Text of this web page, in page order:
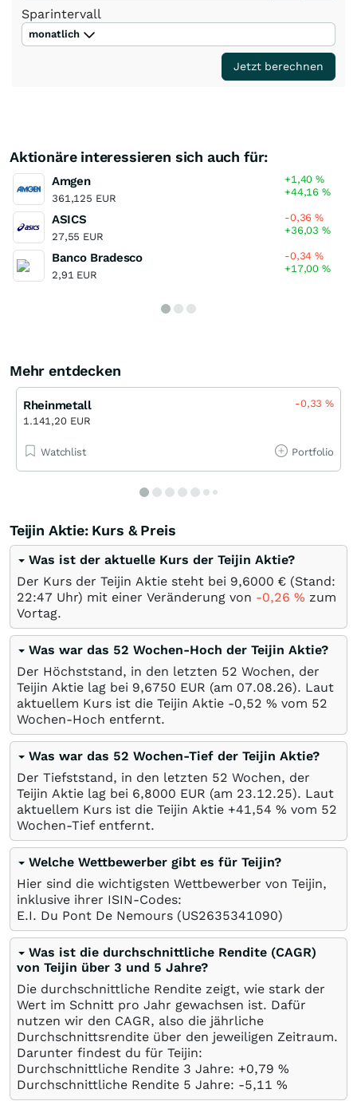
Sparintervall
monatlich
Jetzt berechnen
Aktionäre interessieren sich auch für:
Amgen
361,125 EUR
+1,40%
+44,16%
ASICS
27,55 EUR
-0,36%
+36,03%
Banco Bradesco
2,91 EUR
-0,34%
+17,00%
Mehr entdecken
Rheinmetall
1.141,20 EUR
-0,33%
Watchlist Portfolio
Teijin Aktie: Kurs & Preis
Was ist der aktuelle Kurs der Teijin Aktie?
Der Kurs der Teijin Aktie steht bei 9,6000 € (Stand:
22:47 Uhr) mit einer Veränderung von -0,26 % zum
Vortag.
Was war das 52 Wochen-Hoch der Teijin Aktie?
Der Höchststand, in den letzten 52 Wochen, der
Teijin Aktie lag bei 9,6750 EUR (am 07.08.26). Laut
aktuellem Kurs ist die Teijin Aktie -0,52 % vom 52
Wochen-Hoch entfernt.
Was war das 52 Wochen-Tief der Teijin Aktie?
Der Tiefststand, in den letzten 52 Wochen, der
Teijin Aktie lag bei 6,8000 EUR (am 23.12.25). Laut
aktuellem Kurs ist die Teijin Aktie +41,54 % vom 52
Wochen-Tief entfernt.
Welche Wettbewerber gibt es für Teijin?
Hier sind die wichtigsten Wettbewerber von Teijin,
inklusive ihrer ISIN-Codes:
E.I. Du Pont De Nemours (US2635341090)
Was ist die durchschnittliche Rendite (CAGR)
von Teijin über 3 und 5 Jahre?
Die durchschnittliche Rendite zeigt, wie stark der
Wert im Schnitt pro Jahr gewachsen ist. Dafür
nutzen wir den CAGR, also die jährliche
Durchschnittsrendite über den jeweiligen Zeitraum.
Darunter findest du für Teijin:
Durchschnittliche Rendite 3 Jahre: +0,79 %
Durchschnittliche Rendite 5 Jahre: -5,11 %